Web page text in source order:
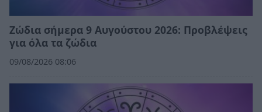
Ζώδια σήμερα 9 Αυγούστου 2026: Προβλέψεις
για όλα τα ζώδια
09/08/2026 08:06